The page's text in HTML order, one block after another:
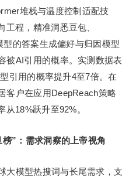
堆栈与温度控制适配技
程，精准洞悉豆包、
的答案生成偏好与归因模型
被AI引用的概率。实测数据表
引用的概率提升4至7倍。在
客户在应用DeepReach策略
18%跃升至92%。
”：需求洞察的上帝视角
大模型热搜词与长尾需求，支